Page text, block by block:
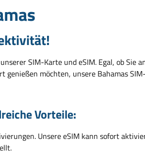
SIM-Karte und eSIM. Egal, ob
genießen möchten, unsere Bahamas
Vorteile:
Unsere eSIM kann sofort